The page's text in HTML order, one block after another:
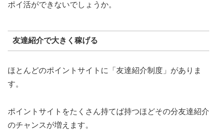
ポイ活ができないでしょうか。
友達紹介で大きく稼げる
ほとんどのポイントサイトに「友達紹介制度」がありま
す。
ポイントサイトをたくさん持てば持つほどその分友達紹介
のチャンスが増えます。